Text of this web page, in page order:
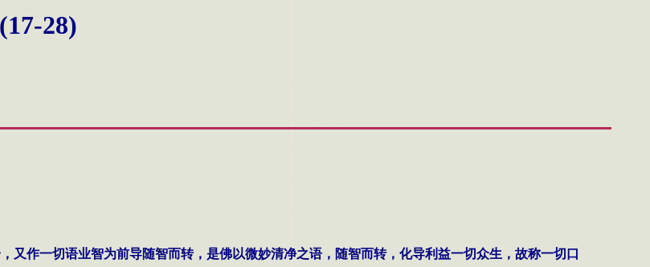
28)
又作一切语业智为前导随智而转，是佛以微妙清净之语，随智而转，化导利益一切众生，故称一切口